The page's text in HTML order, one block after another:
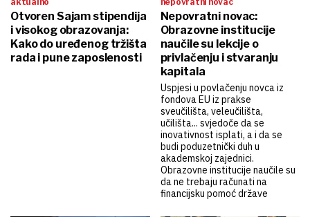
Otvoren Sajam stipendija
i visokog obrazovanja:
Kako do uređenog tržišta
rada i pune zaposlenosti
Nepovratni novac:
Obrazovne institucije
naučile su lekcije o
privlačenju i stvaranju
kapitala
Uspjesi u povlačenju novca iz
fondova EU iz prakse
sveučilišta, veleučilišta,
učilišta... svjedoče da se
inovativnost isplati, a i da se
budi poduzetnički duh u
akademskoj zajednici.
Obrazovne institucije naučile su
da ne trebaju računati na
financijsku pomoć države